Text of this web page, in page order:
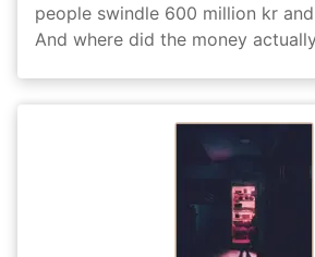
people swindle 600 million kr
And where did the money